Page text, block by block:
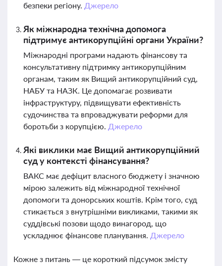
безпеки регіону. Джерело
Як міжнародна технічна допомога
підтримує антикорупційні органи України?
Міжнародні програми надають фінансову та
консультативну підтримку антикорупційним
органам, таким як Вищий антикорупційний суд,
НАБУ та НАЗК. Це допомагає розвивати
інфраструктуру, підвищувати ефективність
судочинства та впроваджувати реформи для
боротьби з корупцією. Джерело
Які виклики має Вищий антикорупційний
суд у контексті фінансування?
ВАКС має дефіцит власного бюджету і значною
мірою залежить від міжнародної технічної
допомоги та донорських коштів. Крім того, суд
стикається з внутрішніми викликами, такими як
суддівські позови щодо винагород, що
ускладнює фінансове планування. Джерело
Кожне з питань — це короткий підсумок змісту